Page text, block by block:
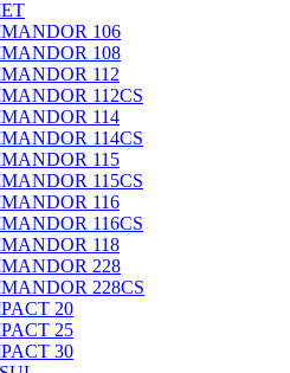
106
108
112
112CS
114
114CS
115
115CS
116
116CS
118
228
228CS
20
25
30